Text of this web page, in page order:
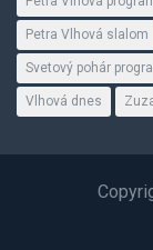
Petra Vlhová slalom
Svetový pohár
Vlhová dnes